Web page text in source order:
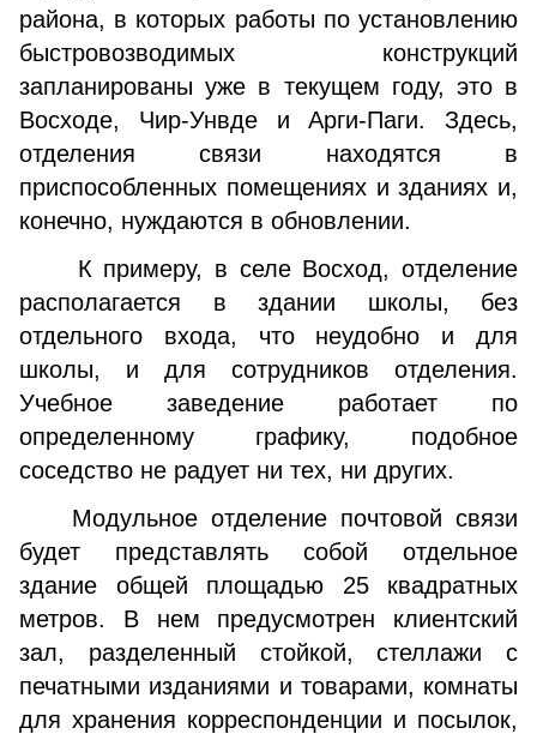
района, в которых работы по установлению
быстровозводимых конструкций
запланированы уже в текущем году, это в
Восходе, Чир-Унвде и Арги-Паги. Здесь,
отделения связи находятся в
приспособленных помещениях и зданиях и,
конечно, нуждаются в обновлении.
К примеру, в селе Восход, отделение
располагается в здании школы, без
отдельного входа, что неудобно и для
школы, и для сотрудников отделения.
Учебное заведение работает по
определенному графику, подобное
соседство не радует ни тех, ни других.
Модульное отделение почтовой связи
будет представлять собой отдельное
здание общей площадью 25 квадратных
метров. В нем предусмотрен клиентский
зал, разделенный стойкой, стеллажи с
печатными изданиями и товарами, комнаты
для хранения корреспонденции и посылок,